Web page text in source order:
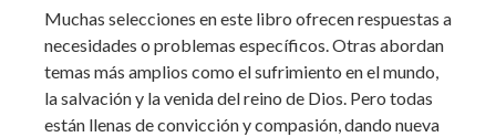
Muchas selecciones en este libro ofrecen respuestas a
necesidades o problemas específicos. Otras abordan
temas más amplios como el sufrimiento en el mundo,
la salvación y la venida del reino de Dios. Pero todas
están llenas de convicción y compasión, dando nueva